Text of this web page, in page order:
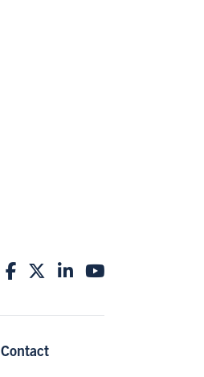
Facebook
TwitterLinkedIn
Contact